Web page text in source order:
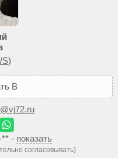
)
ть В
** - показать
согласовывать)